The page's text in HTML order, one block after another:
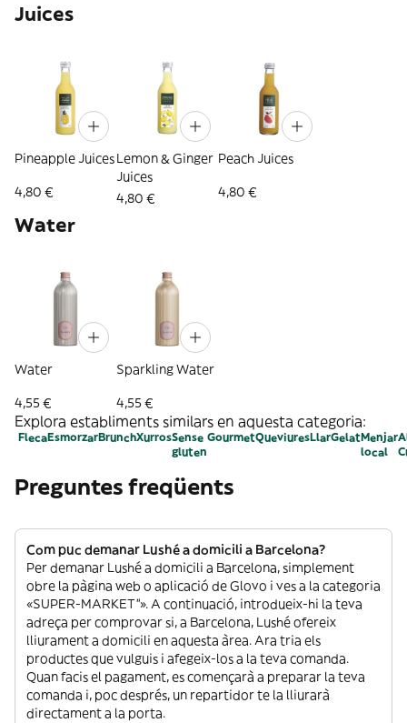
Juices
Pineapple Juices
4,80 €
Lemon & Ginger
Juices
4,80 €
Peach Juices
4,80 €
Water
Water
4,55 €
Sparkling Water
4,55 €
Explora establiments similars en aquesta categoria:
FlecaEsmorzarBrunchXurrosSense
gluten
GourmetQueviuresLlarGelatMenjar
local
Preguntes freqüents
Com puc demanar Lushé a domicili a Barcelona?
Per demanar Lushé a domicili a Barcelona, simplement
obre la pàgina web o aplicació de Glovo i ves a la categoria
«SUPER-MARKET”». A continuació, introdueix-hi la teva
adreça per comprovar si, a Barcelona, Lushé ofereix
lliurament a domicili en aquesta àrea. Ara tria els
productes que vulguis i afegeix-los a la teva comanda.
Quan facis el pagament, es començarà a preparar la teva
comanda i, poc després, un repartidor te la lliurarà
directament a la porta.